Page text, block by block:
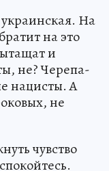
На
на это
и
не? Черепа-
нацисты. А
не
чувство